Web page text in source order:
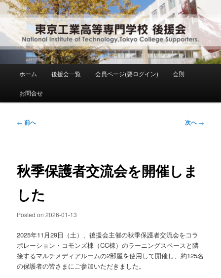
メ
イ
ン
コ
ン
東京工業高等専門学校 後援会
National Institute of Technology ,Tokyo College Supporters.
メ
ホーム 後援会一覧 会員ページ(要ログイン) 会則
お問合せ
投
ゲ
ー
ョ
ン
← 前へ 次へ→
秋季保護者交流会を開催しま
した
Posted on2026-01-13
2025年11月29日（土）、後援会主催の秋季保護者交流会をコラ
ボレーション・コモンズ棟（CC棟）のラーニングスペースと隣
接するマルチメディアルームの2部屋を使用して開催し、約125名
の保護者の皆さまにご参加いただきました。